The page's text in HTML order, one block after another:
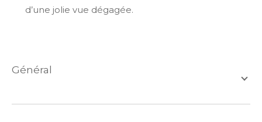
d’une jolie vue dégagée.
général